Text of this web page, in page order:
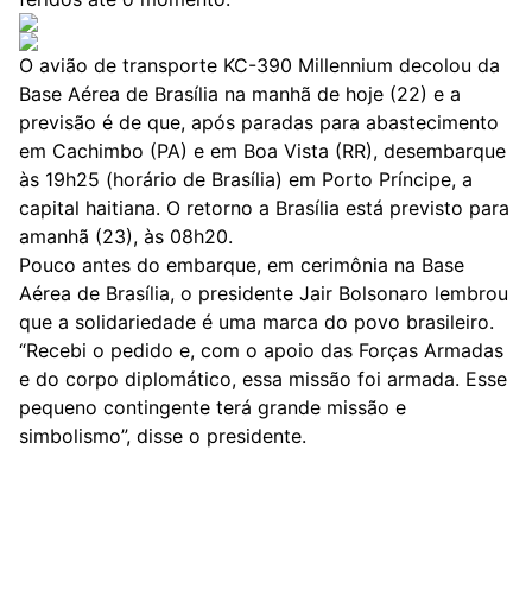
O avião de transporte KC-390 Millennium decolou da
Base Aérea de Brasília na manhã de hoje (22) e a
previsão é de que, após paradas para abastecimento
em Cachimbo (PA) e em Boa Vista (RR), desembarque
às 19h25 (horário de Brasília) em Porto Príncipe, a
capital haitiana. O retorno a Brasília está previsto para
amanhã (23), às 08h20.
Pouco antes do embarque, em cerimônia na Base
Aérea de Brasília, o presidente Jair Bolsonaro lembrou
que a solidariedade é uma marca do povo brasileiro.
“Recebi o pedido e, com o apoio das Forças Armadas
e do corpo diplomático, essa missão foi armada. Esse
pequeno contingente terá grande missão e
simbolismo”, disse o presidente.